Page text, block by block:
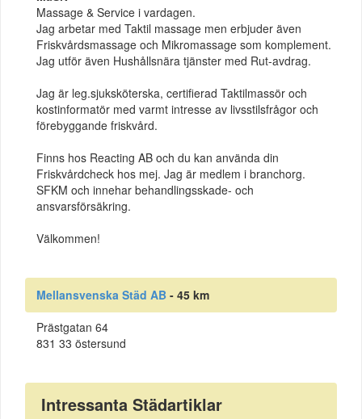
Massage & Service i vardagen.
Jag arbetar med Taktil massage men erbjuder även
Friskvårdsmassage och Mikromassage som komplement.
Jag utför även Hushållsnära tjänster med Rut-avdrag.
Jag är leg.sjuksköterska, certifierad Taktilmassör och
kostinformatör med varmt intresse av livsstilsfrågor och
förebyggande friskvård.
Finns hos Reacting AB och du kan använda din
Friskvårdcheck hos mej. Jag är medlem i branchorg.
SFKM och innehar behandlingsskade- och
ansvarsförsäkring.
Välkommen!
Mellansvenska Städ AB - 45 km
Prästgatan 64
831 33 östersund
Intressanta Städartiklar